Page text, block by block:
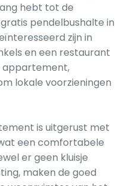
hebt tot de
pendelbushalte in
zijn in
en een restaurant
appartement,
lokale voorzieningen
is uitgerust met
een comfortabele
er geen kluisje
maken de goed